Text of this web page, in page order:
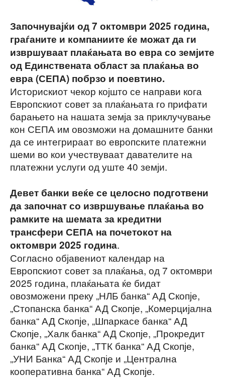
Започнувајќи од 7 октомври 2025 година,
граѓаните и компаниите ќе можат да ги
извршуваат плаќањата во еврасо земјите
од Единствената област за плаќања во
евра (СЕПА) побрзо и поевтино.
Историскиот чекор којшто се направи кога
Европскиот совет за плаќањата го прифати
барањето на нашата земја за приклучување
кон СЕПА им овозможи на домашните банки
да се интегрираат во европските платежни
шеми во кои учествуваат давателите на
платежни услуги од уште 40 земји.
Девет банки веќе се целосно подготвени
да започнат со извршување плаќања во
рамките на шемата за кредитни
трансфери СЕПА на почетокот на
октомври 2025 година.
Согласно објавениот календар на
Европскиот совет за плаќања, од 7 октомври
2025 година, плаќањата ќе бидат
овозможени преку „НЛБ банка“ АД Скопје,
„Стопанска банка“ АД Скопје, „Комерцијална
банка“ АД Скопје, „Шпаркасе банка“ АД
Скопје, „Халк банка“ АД Скопје, „Прокредит
банка“ АД Скопје, „ТТК банка“ АД Скопје,
„УНИ Банка“ АД Скопје и „Централна
кооперативна банка“ АД Скопје.